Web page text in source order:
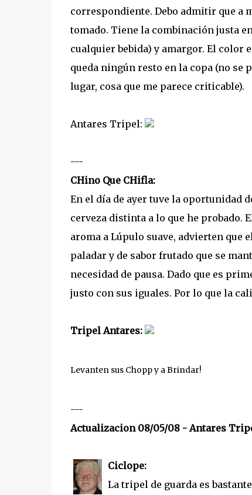
correspondiente. Debo admitir que a
tomado. Tiene la combinación justa
cualquier bebida) y amargor. El color
queda ningún resto en la copa (no se
lugar, cosa que me parece criticable).
Antares Tripel:
---
CHino Que CHifla:
En el día de ayer tuve la oportunidad
cerveza distinta a lo que he probado.
aroma a Lúpulo suave, advierten que
paladar y de sabor frutado que se
necesidad de pausa. Dado que es
justo con sus iguales. Por lo que la
Tripel Antares:
Levanten sus Chopp y a Brindar!
---
Actualizacion 08/05/08 - Antares
Ciclope:
La tripel de guarda es